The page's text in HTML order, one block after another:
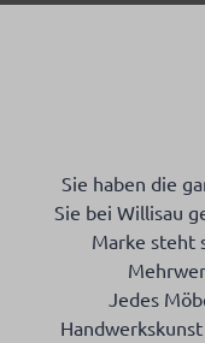
Sie haben die
Sie bei Willisau
Marke steht
Jedes